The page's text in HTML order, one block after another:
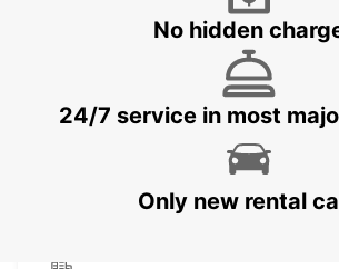
HALLE SAALE
HALLE SAALE - GERMANY
No hidden
24/7 service in most
Only new rental